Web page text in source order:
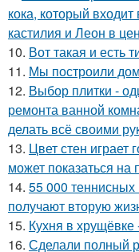
кока, который
кастилия и Леон в
10. Вот такая и есть
11. Мы построили
12. Выбор плитки -
ремонта ванной
делать всё своими
13. Цвет стен играет
может показаться на
14. 55 000
получают вторую
15. Кухня в хрущёвке
16. Сделали полный